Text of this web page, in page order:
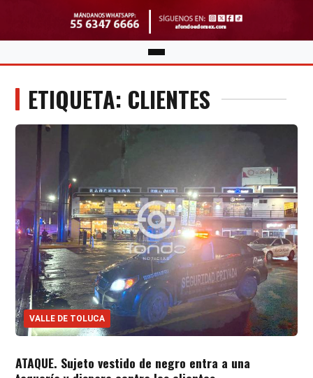
ETIQUETA: CLIENTES
VALLE DE TOLUCA
ATAQUE. Sujeto vestido de negro entra a una